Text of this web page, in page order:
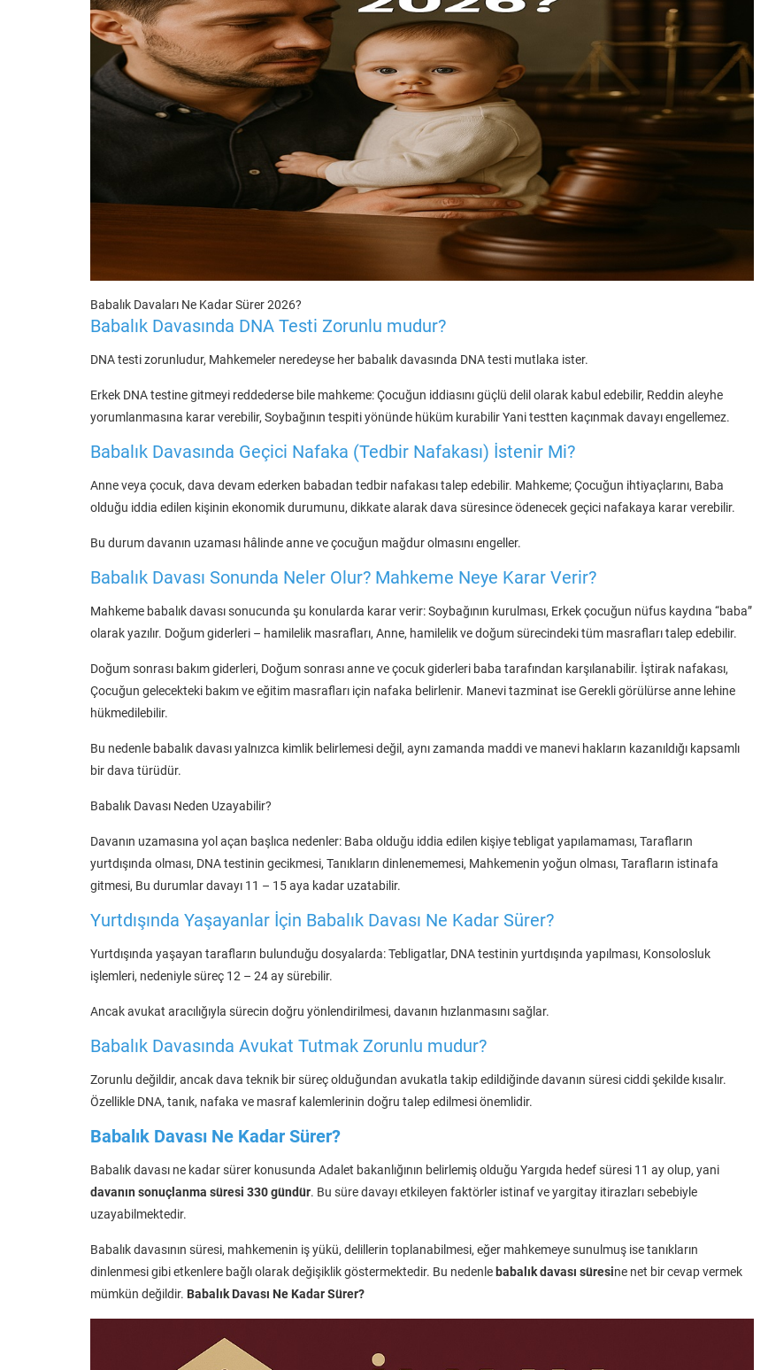
Babalık Davaları Ne Kadar Sürer 2026?
Babalık Davasında DNA Testi Zorunlu mudur?
DNA testi zorunludur, Mahkemeler neredeyse her babalık davasında DNA testi mutlaka ister.
Erkek DNA testine gitmeyi reddederse bile mahkeme: Çocuğun iddiasını güçlü delil olarak kabul edebilir, Reddin aleyhe
yorumlanmasına karar verebilir, Soybağının tespiti yönünde hüküm kurabilir Yani testten kaçınmak davayı engellemez.
Babalık Davasında Geçici Nafaka (Tedbir Nafakası) İstenir Mi?
Anne veya çocuk, dava devam ederken babadan tedbir nafakası talep edebilir. Mahkeme; Çocuğun ihtiyaçlarını, Baba
olduğu iddia edilen kişinin ekonomik durumunu, dikkate alarak dava süresince ödenecek geçici nafakaya karar verebilir.
Bu durum davanın uzaması hâlinde anne ve çocuğun mağdur olmasını engeller.
Babalık Davası Sonunda Neler Olur? Mahkeme Neye Karar Verir?
Mahkeme babalık davası sonucunda şu konularda karar verir: Soybağının kurulması, Erkek çocuğun nüfus kaydına “baba”
olarak yazılır. Doğum giderleri – hamilelik masrafları, Anne, hamilelik ve doğum sürecindeki tüm masrafları talep edebilir.
Doğum sonrası bakım giderleri, Doğum sonrası anne ve çocuk giderleri baba tarafından karşılanabilir. İştirak nafakası,
Çocuğun gelecekteki bakım ve eğitim masrafları için nafaka belirlenir. Manevi tazminat ise Gerekli görülürse anne lehine
hükmedilebilir.
Bu nedenle babalık davası yalnızca kimlik belirlemesi değil, aynı zamanda maddi ve manevi hakların kazanıldığı kapsamlı
bir dava türüdür.
Babalık Davası Neden Uzayabilir?
Davanın uzamasına yol açan başlıca nedenler: Baba olduğu iddia edilen kişiye tebligat yapılamaması, Tarafların
yurtdışında olması, DNA testinin gecikmesi, Tanıkların dinlenememesi, Mahkemenin yoğun olması, Tarafların istinafa
gitmesi, Bu durumlar davayı 11 – 15 aya kadar uzatabilir.
Yurtdışında Yaşayanlar İçin Babalık Davası Ne Kadar Sürer?
Yurtdışında yaşayan tarafların bulunduğu dosyalarda: Tebligatlar, DNA testinin yurtdışında yapılması, Konsolosluk
işlemleri, nedeniyle süreç 12 – 24 ay sürebilir.
Ancak avukat aracılığıyla sürecin doğru yönlendirilmesi, davanın hızlanmasını sağlar.
Babalık Davasında Avukat Tutmak Zorunlu mudur?
Zorunlu değildir, ancak dava teknik bir süreç olduğundan avukatla takip edildiğinde davanın süresi ciddi şekilde kısalır.
Özellikle DNA, tanık, nafaka ve masraf kalemlerinin doğru talep edilmesi önemlidir.
Babalık Davası Ne Kadar Sürer?
Babalık davası ne kadar sürer konusunda Adalet bakanlığının belirlemiş olduğu Yargıda hedef süresi 11 ay olup, yani
davanın sonuçlanma süresi 330 gündür. Bu süre davayı etkileyen faktörler istinaf ve yargitay itirazları sebebiyle
uzayabilmektedir.
Babalık davasının süresi, mahkemenin iş yükü, delillerin toplanabilmesi, eğer mahkemeye sunulmuş ise tanıkların
dinlenmesi gibi etkenlere bağlı olarak değişiklik göstermektedir. Bu nedenle babalık davası süresine net bir cevap vermek
mümkün değildir. Babalık Davası Ne Kadar Sürer?